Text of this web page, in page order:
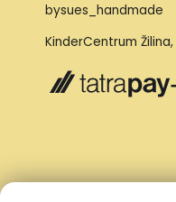
bysues_handmade
KinderCentrum Žilina,